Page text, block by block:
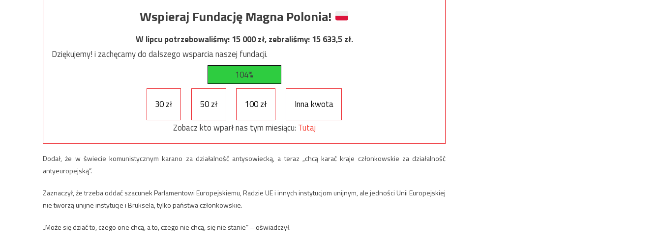
Wspieraj Fundację Magna Polonia!
W lipcu potrzebowaliśmy:15 000zł, zebraliśmy:15 633,5zł.
Dziękujemy! i zachęcamy do dalszego wsparcia naszej fundacji.
104%
30 zł 50 zł 100 zł
Inna kwota
Zobacz kto wparł nas tym miesiącu: Tutaj
Dodał, że w świecie komunistycznym karano za działalność antysowiecką, a teraz „chcą karać kraje członkowskie za działalność
antyeuropejską”.
Zaznaczył, że trzeba oddać szacunek Parlamentowi Europejskiemu, Radzie UE i innych instytucjom unijnym, ale jedności Unii Europejskiej
nie tworzą unijne instytucje i Bruksela, tylko państwa członkowskie.
„Może się dziać to, czego one chcą, a to, czego nie chcą, się nie stanie” – oświadczył.